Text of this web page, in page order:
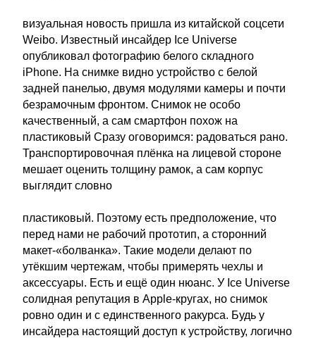
визуальная новость пришла из китайской соцсети
Weibo. Известный инсайдер Ice Universe
опубликовал фотографию белого складного
iPhone. На снимке видно устройство с белой
задней панелью, двумя модулями камеры и почти
безрамочным фронтом. Снимок не особо
качественный, а сам смартфон похож на
пластиковый Сразу оговоримся: радоваться рано.
Транспортировочная плёнка на лицевой стороне
мешает оценить толщину рамок, а сам корпус
выглядит словно
пластиковый. Поэтому есть предположение, что
перед нами не рабочий прототип, а сторонний
макет-«болванка». Такие модели делают по
утёкшим чертежам, чтобы примерять чехлы и
аксессуары. Есть и ещё один нюанс. У Ice Universe
солидная репутация в Apple-кругах, но снимок
ровно один и с единственного ракурса. Будь у
инсайдера настоящий доступ к устройству, логично